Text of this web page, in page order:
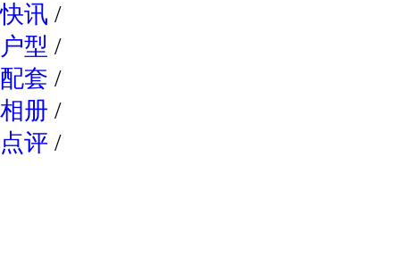
快讯 /
户型 /
配套 /
相册 /
点评 /